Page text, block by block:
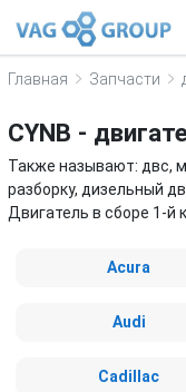
Главная Запчасти
CYNB -
Также называют: двс,
разборку, дизельный
Двигатель в сборе 1-й
Acura
Audi
Cadillac